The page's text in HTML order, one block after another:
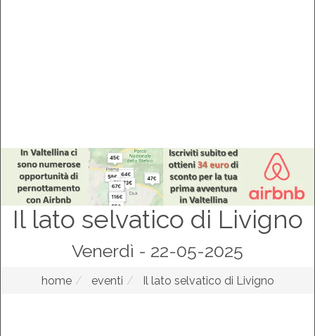
Il lato selvatico di Livigno
Venerdì - 22-05-2025
home eventi Il lato selvatico di Livigno